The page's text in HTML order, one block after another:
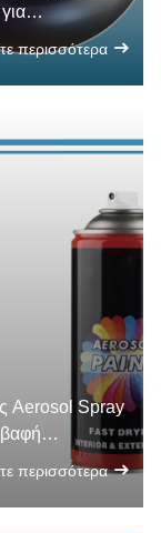
περισσότερα
Aerosol Spray
περισσότερα